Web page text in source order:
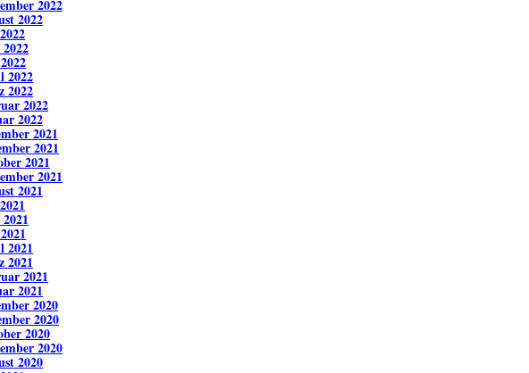
2022
2022
2022
2022
2022
2022
2021
2021
2021
2021
2021
2021
2021
2021
2021
2020
2020
2020
2020
2020